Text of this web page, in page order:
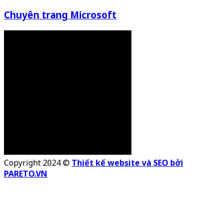
Chuyên trang Microsoft
Copyright 2024 © Thiết kế website và SEO bởi
PARETO.VN